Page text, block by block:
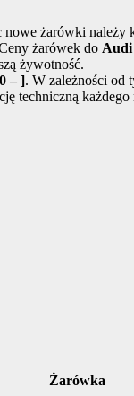
żarówki
żarówek do Audi
żywotność.
– ]. W zależności od
techniczną każdego
Żarówka